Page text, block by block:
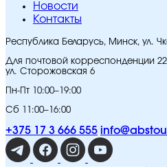
Новости
Контакты
Республика Беларусь, Минск, ул.
Для почтовой корреспонденции
ул. Сторожовская 6
Пн-Пт 10:00–19:00
Сб 11:00–16:00
+375 17 3 666 555